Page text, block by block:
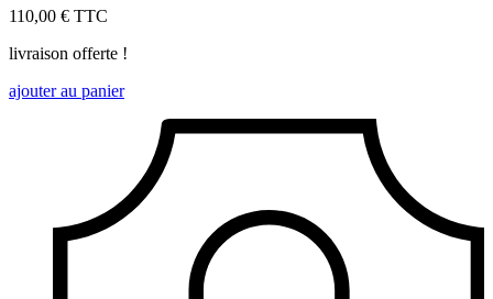
110,00 € TTC
livraison offerte !
ajouter au panier